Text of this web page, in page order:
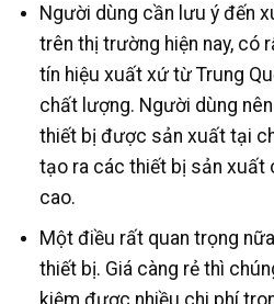
Người dùng cần lưu ý đến
trên thị trường hiện nay, có
tín hiệu xuất xứ từ Trung
chất lượng. Người dùng
thiết bị được sản xuất tại
tạo ra các thiết bị sản xuất
cao.
Một điều rất quan trọng
thiết bị. Giá càng rẻ thì